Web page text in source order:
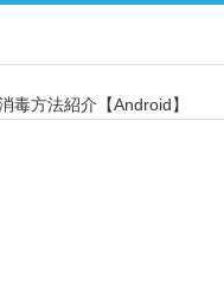
毒方法紹介【Android】